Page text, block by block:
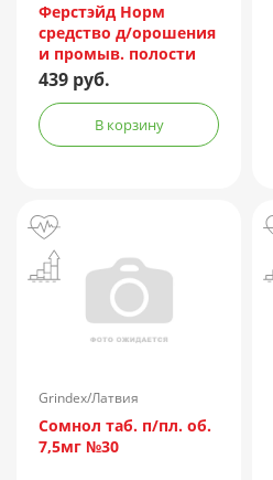
Ферстэйд Норм
средство д/орошения
и промыв. полости
носа 150мл (с
насадкой душ)
439 руб.
В корзину
Grindex/Латвия
Сомнол таб. п/пл. об.
7,5мг №30